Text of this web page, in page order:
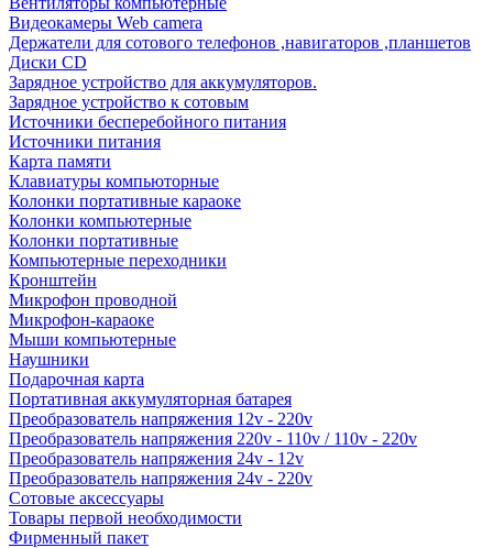
Видеокамеры Web camera
Держатели для сотового телефонов ,навигаторов ,планшетов
Диски CD
Зарядное устройство для аккумуляторов.
Зарядное устройство к сотовым
Источники бесперебойного питания
Источники питания
Карта памяти
Клавиатуры компьюторные
Колонки портативные караоке
Колонки компьютерные
Колонки портативные
Компьютерные переходники
Кронштейн
Микрофон проводной
Микрофон-караоке
Мыши компьютерные
Наушники
Подарочная карта
Портативная аккумуляторная батарея
Преобразователь напряжения 12v - 220v
Преобразователь напряжения 220v - 110v / 110v - 220v
Преобразователь напряжения 24v - 12v
Преобразователь напряжения 24v - 220v
Сотовые аксессуары
Товары первой необходимости
Фирменный пакет